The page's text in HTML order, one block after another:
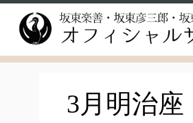
content
3月明治座